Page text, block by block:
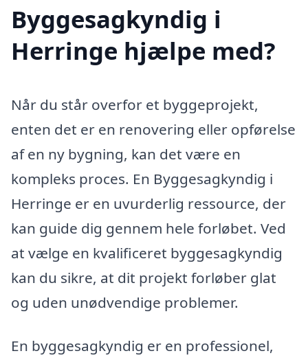
Byggesagkyndig i
Herringe hjælpe med?
Når du står overfor et byggeprojekt,
enten det er en renovering eller opførelse
af en ny bygning, kan det være en
kompleks proces. En Byggesagkyndig i
Herringe er en uvurderlig ressource, der
kan guide dig gennem hele forløbet. Ved
at vælge en kvalificeret byggesagkyndig
kan du sikre, at dit projekt forløber glat
og uden unødvendige problemer.
En byggesagkyndig er en professionel,